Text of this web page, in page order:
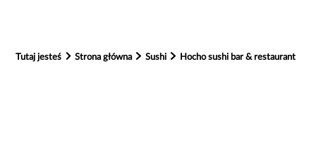
Tutaj jesteś Strona główna Sushi Hocho sushi bar & restaurant